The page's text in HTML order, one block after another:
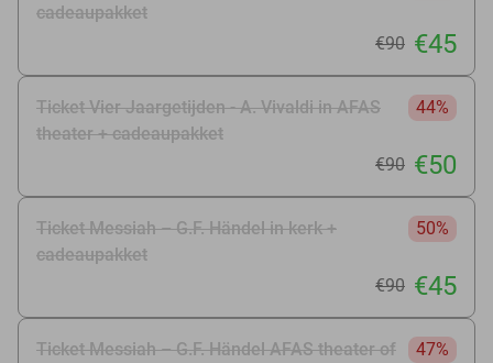
cadeaupakket
€90 €45
Ticket Vier Jaargetijden - A. Vivaldi in AFAS
theater + cadeaupakket
44%
€90 €50
Ticket Messiah – G.F. Händel in kerk +
cadeaupakket
50%
€90 €45
Ticket Messiah – G.F. Händel AFAS theater of
47%